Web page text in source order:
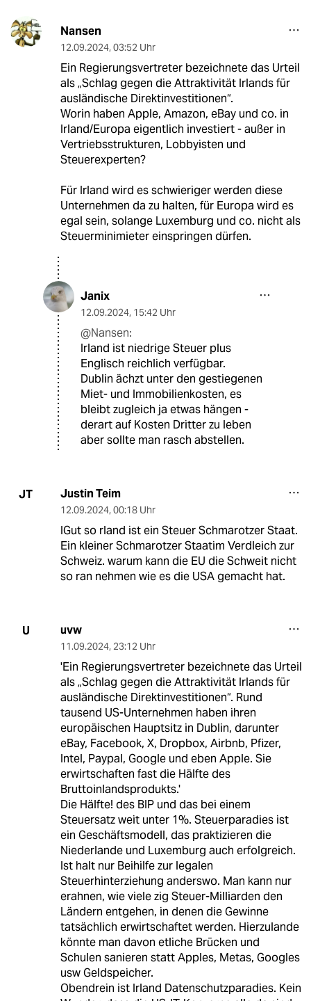
Nansen
12.09.2024, 03:52 Uhr
Ein Regierungsvertreter bezeichnete das Urteil
als „Schlag gegen die Attraktivität Irlands für
ausländische Direktinvestitionen“.
Worin haben Apple, Amazon, eBay und co. in
Irland/Europa eigentlich investiert - außer in
Vertriebsstrukturen, Lobbyisten und
Steuerexperten?
Für Irland wird es schwieriger werden diese
Unternehmen da zu halten, für Europa wird es
egal sein, solange Luxemburg und co. nicht als
Steuerminimieter einspringen dürfen.
Janix
12.09.2024, 15:42 Uhr
@Nansen:
Irland ist niedrige Steuer plus
Englisch reichlich verfügbar.
Dublin ächzt unter den gestiegenen
Miet- und Immobilienkosten, es
bleibt zugleich ja etwas hängen -
derart auf Kosten Dritter zu leben
aber sollte man rasch abstellen.
JT Justin Teim
12.09.2024, 00:18 Uhr
IGut so rland ist ein Steuer Schmarotzer Staat.
Ein kleiner Schmarotzer Staatim Verdleich zur
Schweiz. warum kann die EU die Schweit nicht
so ran nehmen wie es die USA gemacht hat.
U uvw
11.09.2024, 23:12 Uhr
'Ein Regierungsvertreter bezeichnete das Urteil
als „Schlag gegen die Attraktivität Irlands für
ausländische Direktinvestitionen“. Rund
tausend US-Unternehmen haben ihren
europäischen Hauptsitz in Dublin, darunter
eBay, Facebook, X, Dropbox, Airbnb, Pfizer,
Intel, Paypal, Google und eben Apple. Sie
erwirtschaften fast die Hälfte des
Bruttoinlandsprodukts.'
Die Hälfte! des BIP und das bei einem
Steuersatz weit unter 1%. Steuerparadies ist
ein Geschäftsmodell, das praktizieren die
Niederlande und Luxemburg auch erfolgreich.
Ist halt nur Beihilfe zur legalen
Steuerhinterziehung anderswo. Man kann nur
erahnen, wie viele zig Steuer-Milliarden den
Ländern entgehen, in denen die Gewinne
tatsächlich erwirtschaftet werden. Hierzulande
könnte man davon etliche Brücken und
Schulen sanieren statt Apples, Metas, Googles
usw Geldspeicher.
Obendrein ist Irland Datenschutzparadies. Kein